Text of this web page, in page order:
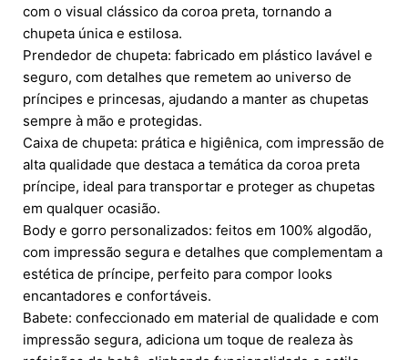
com o visual clássico da coroa preta, tornando a
chupeta única e estilosa.
Prendedor de chupeta: fabricado em plástico lavável e
seguro, com detalhes que remetem ao universo de
príncipes e princesas, ajudando a manter as chupetas
sempre à mão e protegidas.
Caixa de chupeta: prática e higiênica, com impressão de
alta qualidade que destaca a temática da coroa preta
príncipe, ideal para transportar e proteger as chupetas
em qualquer ocasião.
Body e gorro personalizados: feitos em 100% algodão,
com impressão segura e detalhes que complementam a
estética de príncipe, perfeito para compor looks
encantadores e confortáveis.
Babete: confeccionado em material de qualidade e com
impressão segura, adiciona um toque de realeza às